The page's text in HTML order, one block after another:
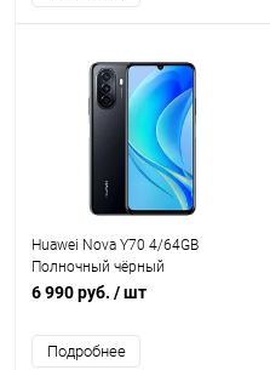
Huawei Nova Y70 4/64GB
Полночный чёрный
6 990 руб. / шт
Подробнее